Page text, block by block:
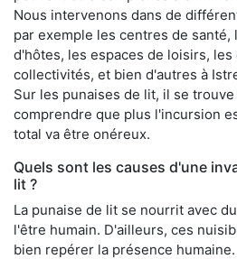
Nous intervenons dans de
par exemple les centres de santé,
d'hôtes, les espaces de loisirs, les
collectivités, et bien d'autres à
Sur les punaises de lit, il se
comprendre que plus l'incursion
total va être onéreux.
Quels sont les causes d'une
lit ?
La punaise de lit se nourrit avec
l'être humain. D'ailleurs, ces
bien repérer la présence humaine.